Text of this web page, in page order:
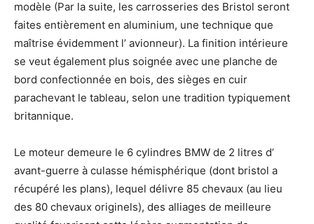
modèle (Par la suite, les carrosseries des Bristol seront
faites entièrement en aluminium, une technique que
maîtrise évidemment l’ avionneur). La finition intérieure
se veut également plus soignée avec une planche de
bord confectionnée en bois, des sièges en cuir
parachevant le tableau, selon une tradition typiquement
britannique.
Le moteur demeure le 6 cylindres BMW de 2 litres d’
avant-guerre à culasse hémisphérique (dont bristol a
récupéré les plans), lequel délivre 85 chevaux (au lieu
des 80 chevaux originels), des alliages de meilleure